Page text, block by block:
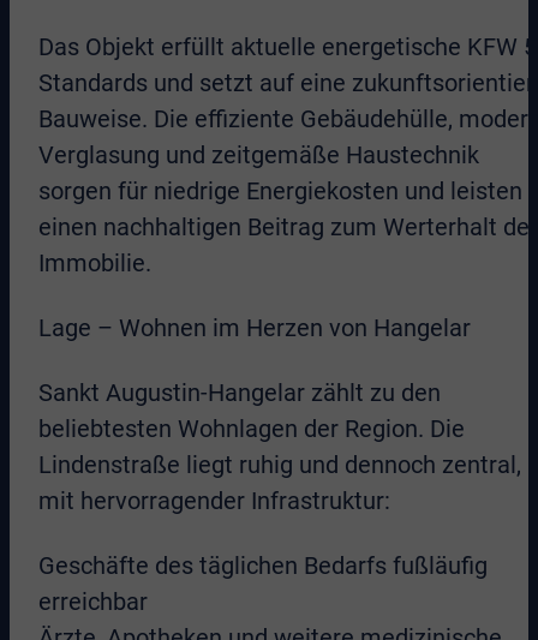
Das Objekt erfüllt aktuelle energetische KFW
Standards und setzt auf eine
Bauweise. Die effiziente Gebäudehülle,
Verglasung und zeitgemäße Haustechnik
sorgen für niedrige Energiekosten und leisten
einen nachhaltigen Beitrag zum Werterhalt der
Immobilie.
Lage – Wohnen im Herzen von Hangelar
Sankt Augustin-Hangelar zählt zu den
beliebtesten Wohnlagen der Region. Die
Lindenstraße liegt ruhig und dennoch zentral,
mit hervorragender Infrastruktur:
Geschäfte des täglichen Bedarfs fußläufig
erreichbar